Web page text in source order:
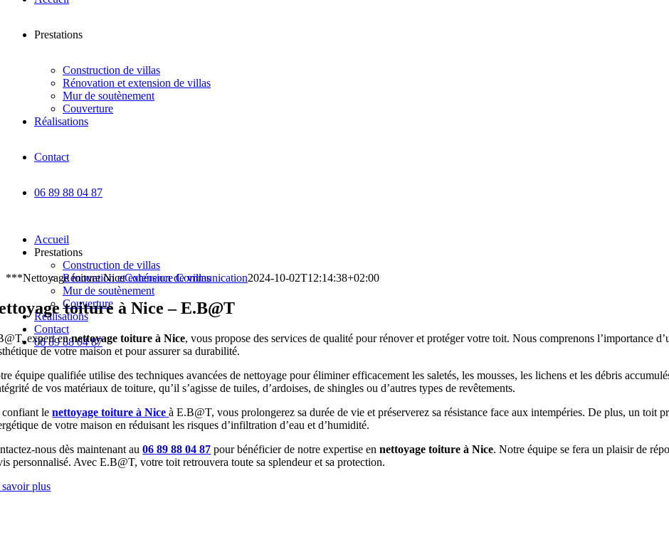
Prestations
Construction de villas
Rénovation et extension de villas
Mur de soutènement
Couverture
Réalisations
Contact
06 89 88 04 87
Accueil
Prestations
Construction de villas
Rénovation et extension de villas
Mur de soutènement
Couverture
Réalisations
Contact
06 89 88 04 87
***Nettoyage toiture NiceCohérence Communication2024-10-02T12:14:38+02:00
toiture à Nice –E.B@T
expert ennettoyage toiture à Nice, vous propose des services de qualité pour rénover et protéger votre toit. Nous comprenons l’importance
de votre maison et pour assurer sa durabilité.
équipe qualifiée utilise des techniques avancées de nettoyage pour éliminer efficacement les saletés, les mousses, les lichens et les débris
de vos matériaux de toiture, qu’il s’agisse de tuiles, d’ardoises, de shingles ou d’autres types de revêtements.
confiant lenettoyage toiture à Nice à E.B@T, vous prolongerez sa durée de vie et préserverez sa résistance face aux intempéries. De plus, un toit
de votre maison en réduisant les risques d’infiltration d’eau et d’humidité.
nous dès maintenant au06 89 88 04 87 pour bénéficier de notre expertise ennettoyage toiture à Nice. Notre équipe se fera un plaisir de
personnalisé. Avec E.B@T, votre toit retrouvera toute sa splendeur et sa protection.
plus